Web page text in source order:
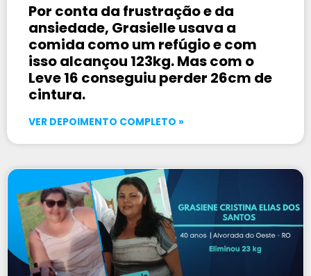
Por conta da frustração e da
ansiedade, Grasielle usava a
comida como um refúgio e com
isso alcançou 123kg. Mas com o
Leve 16 conseguiu perder 26cm de
cintura.
VER DEPOIMENTO COMPLETO »